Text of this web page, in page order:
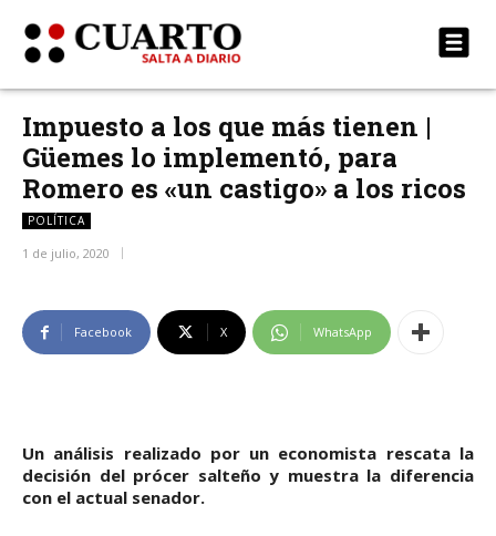
Impuesto a los que más tienen |
Güemes lo implementó, para
Romero es «un castigo» a los ricos
POLÍTICA
1 de julio, 2020
Facebook X WhatsApp
Un análisis realizado por un economista rescata la
decisión del prócer salteño y muestra la diferencia
con el actual senador.